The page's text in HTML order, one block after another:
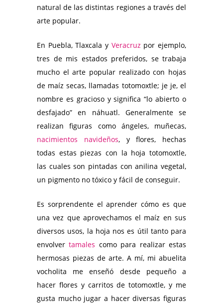
natural de las distintas regiones a través del
arte popular.
En Puebla, Tlaxcala y Veracruz por ejemplo,
tres de mis estados preferidos, se trabaja
mucho el arte popular realizado con hojas
de maíz secas, llamadas totomoxtle; je je, el
nombre es gracioso y significa “lo abierto o
desfajado” en náhuatl. Generalmente se
realizan figuras como ángeles, muñecas,
nacimientos navideños, y flores, hechas
todas estas piezas con la hoja totomoxtle,
las cuales son pintadas con anilina vegetal,
un pigmento no tóxico y fácil de conseguir.
Es sorprendente el aprender cómo es que
una vez que aprovechamos el maíz en sus
diversos usos, la hoja nos es útil tanto para
envolvertamales como para realizar estas
hermosas piezas de arte. A mí, mi abuelita
vocholita me enseñó desde pequeño a
hacer flores y carritos de totomoxtle, y me
gusta mucho jugar a hacer diversas figuras